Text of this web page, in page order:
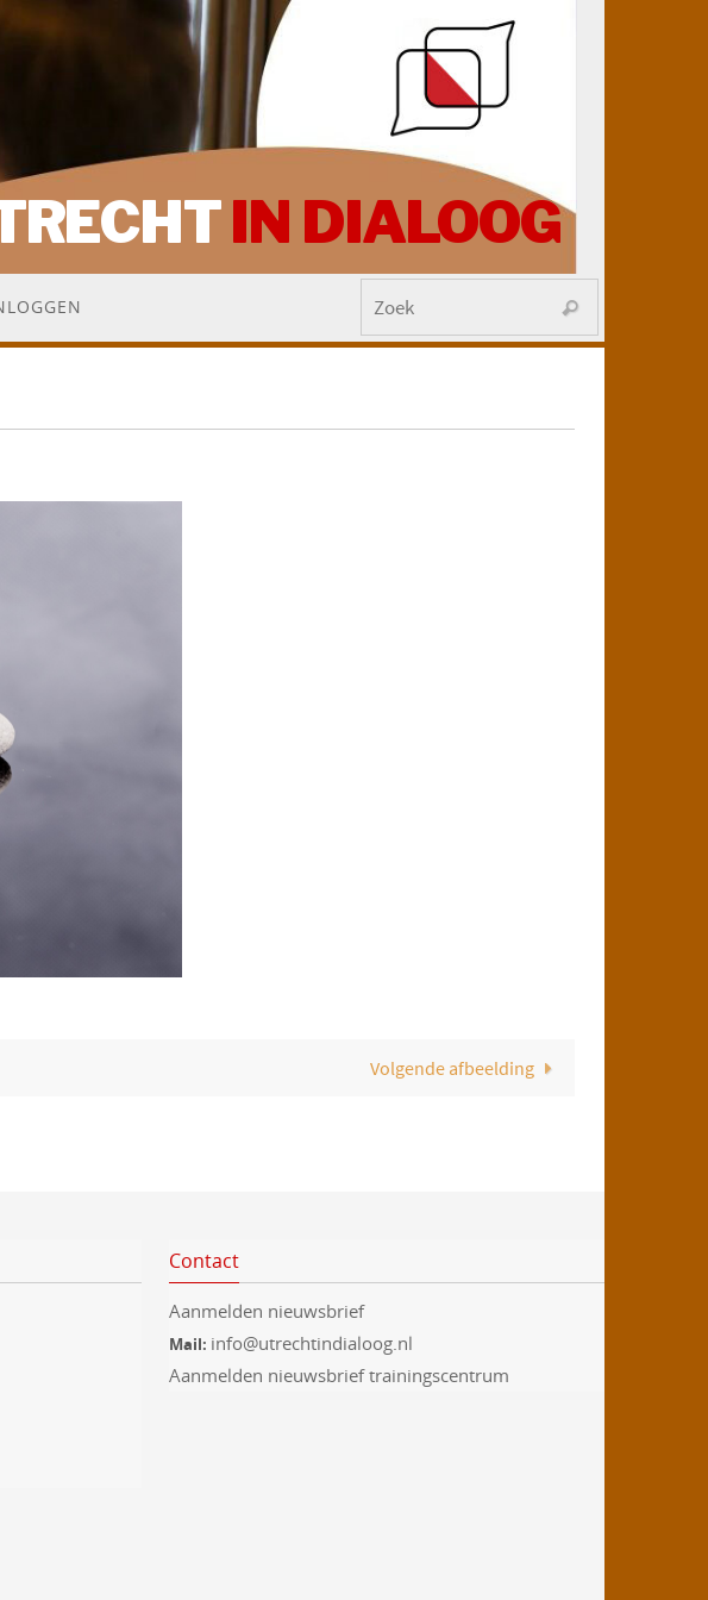
IN DIALOOG
Volgende afbeelding
Contact
Aanmelden nieuwsbrief
Mail: info@utrechtindialoog.nl
Aanmelden nieuwsbrief trainingscentrum